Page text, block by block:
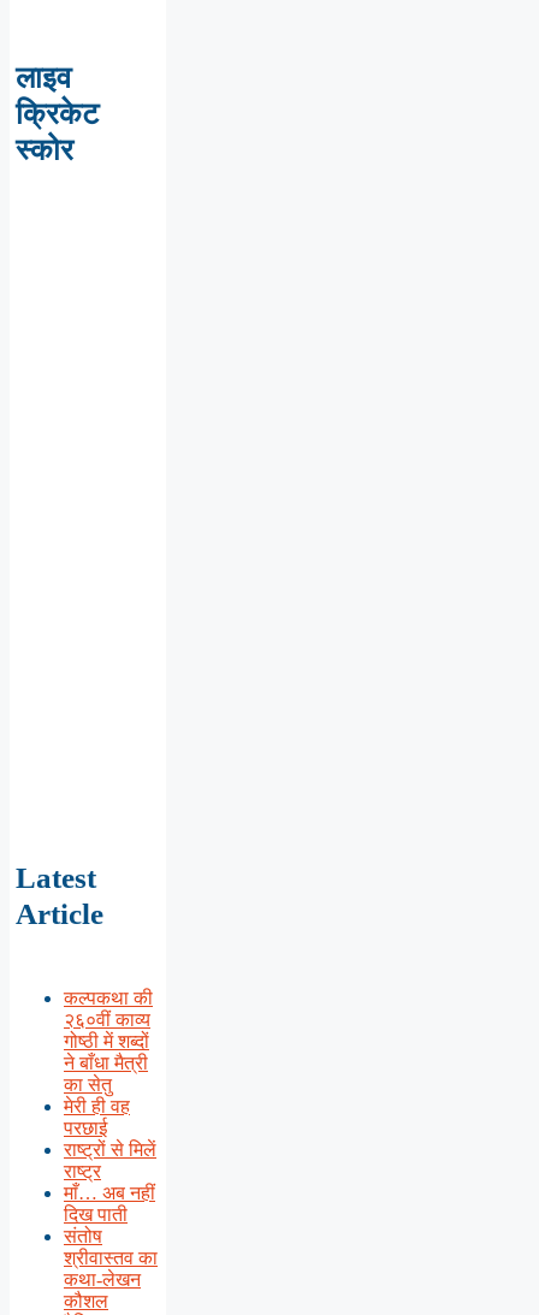
लाइव
क्रिकेट
स्कोर
Latest
Article
कल्पकथा की
२६०वीं काव्य
गोष्ठी में शब्दों
ने बाँधा मैत्री
का सेतु
मेरी ही वह
परछाई
राष्ट्रों से मिलें
राष्ट्र
माँ… अब नहीं
दिख पाती
संतोष
श्रीवास्तव का
कथा-लेखन
कौशल